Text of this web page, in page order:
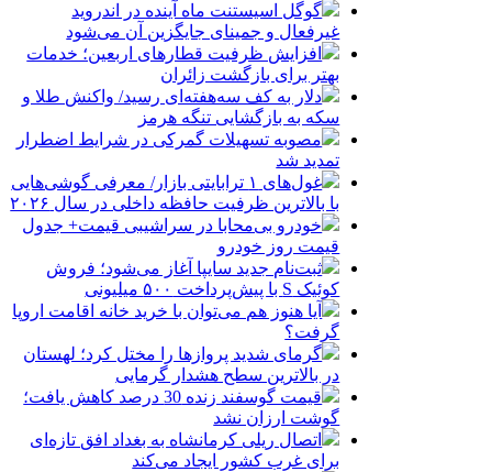
گوگل اسیستنت ماه آینده در اندروید
غیرفعال و جمینای جایگزین آن می‌شود
افزایش ظرفیت قطارهای اربعین؛ خدمات
بهتر برای بازگشت زائران
دلار به کف سه‌هفته‌ای رسید/ واکنش طلا و
سکه به بازگشایی تنگه هرمز
مصوبه تسهیلات گمرکی در شرایط اضطرار
تمدید شد
غول‌های ۱ ترابایتی بازار/ معرفی گوشی‌هایی
با بالاترین ظرفیت حافظه داخلی در سال ۲۰۲۶
خودرو بی‌محابا در سراشیبی قیمت+ جدول
قیمت روز خودرو
ثبت‌نام جدید سایپا آغاز می‌شود؛ فروش
کوئیک S با پیش‌پرداخت ۵۰۰ میلیونی
آیا هنوز هم می‌توان با خرید خانه اقامت اروپا
گرفت؟
گرمای شدید پروازها را مختل کرد؛ لهستان
در بالاترین سطح هشدار گرمایی
قیمت گوسفند زنده 30 درصد کاهش یافت؛
گوشت ارزان نشد
اتصال ریلی کرمانشاه به بغداد افق تازه‌ای
برای غرب کشور ایجاد می‌کند